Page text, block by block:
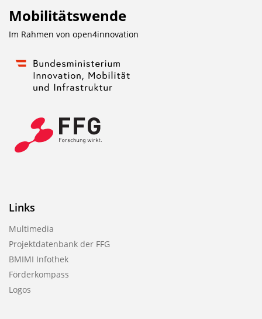
Mobilitätswende
Im Rahmen von open4innovation
Links
Multimedia
Projektdatenbank der FFG
BMIMI Infothek
Förderkompass
Logos